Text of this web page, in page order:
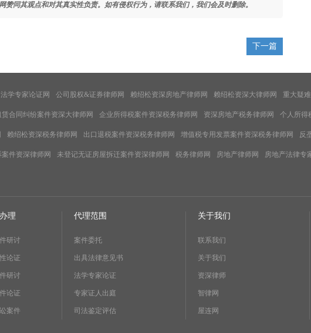
同其观点和对其真实性负责。如有侵权行为，请联系我们，我们会及时删除。
下一篇
法学专家论证网 公司股权&证券律师网 赖绍松资深房地产律师网 赖绍松资深大律师网 重大疑
合同纠纷案件资深大律师网 企业所得税案件资深税务律师网 资深房地产税务律师网 个人所得
赖绍松资深税务律师网 出口退税案件资深税务律师网 增值税专用发票案件资深税务律师网 反
件资深律师网 未登记无证房屋拆迁案件资深律师网 税务律师网 房地产律师网 房地产法律专
理
研讨
论证
研讨
论证
案件
代理范围
案件委托
出具法律意见书
法学专家论证
专家证人出庭
司法鉴定评估
关于我们
联系我们
关于我们
资深律师
智律网
屋连网